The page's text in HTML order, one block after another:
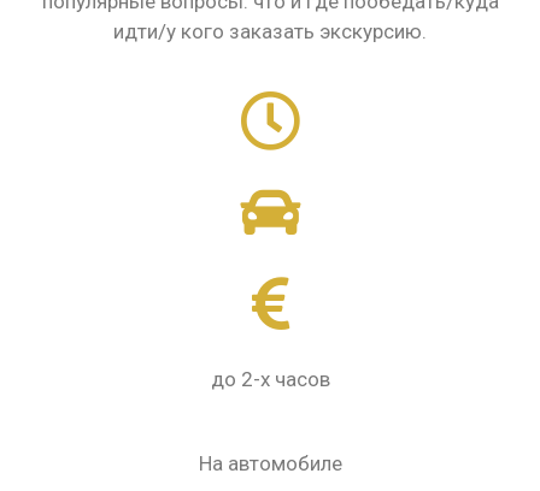
идти/у кого заказать экскурсию.
до 2-х часов
На автомобиле